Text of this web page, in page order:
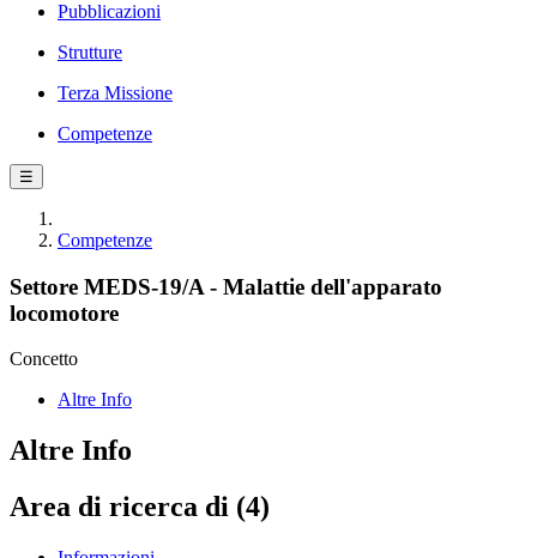
Pubblicazioni
Strutture
Terza Missione
Competenze
☰
Competenze
Settore MEDS-19/A - Malattie dell'apparato
locomotore
Concetto
Altre Info
Altre Info
Area di ricerca di (4)